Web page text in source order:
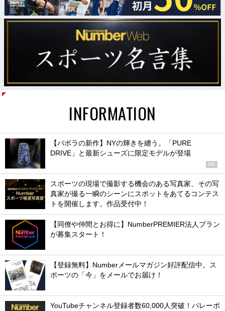
INFORMATION
【バボラの新作】NYの輝きを纏う。「PURE
DRIVE」と最新シューズに限定モデルが登場
PR
スポーツの現場で撮影する機会のある写真家、その写
真家が撮る一瞬のシーンにスポットをあてるコンテス
トを開催します。作品受付中！
【同僚や仲間とお得に】NumberPREMIER法人プラン
が募集スタート！
【登録無料】Numberメールマガジン好評配信中。ス
ポーツの「今」をメールでお届け！
YouTubeチャンネル登録者数60,000人突破！バレーボ